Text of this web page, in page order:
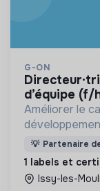
G-ON
directeur·trice de projet – manager
d’équipe (f/
Améliorer le
construction
💡 Partenaire
1 labels et
Issy-les-